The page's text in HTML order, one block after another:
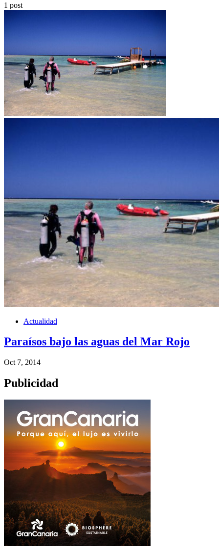
1 post
Actualidad
Paraísos bajo las aguas del Mar Rojo
Oct 7, 2014
Publicidad